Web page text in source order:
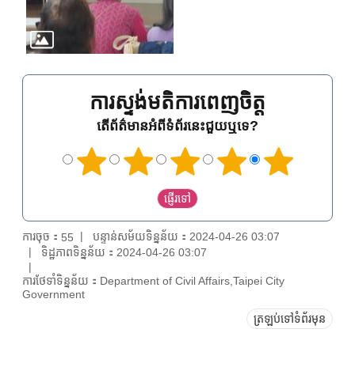
ការស្ទង់មតិការពេញចិត្ត
តើព័ត៌មានអំពីទំព័រនេះជួយឬទេ?
ការចុច： 55
បន្ទាន់សម័យទិន្នន័យ：2024-04-26 03:07
ទិដ្ឋភាពទិន្នន័យ：2024-04-26 03:07
ការថែទាំទិន្នន័យ：Department of Civil Affairs,Taipei City
Government
ត្រឡប់ទៅទំព័រមុន